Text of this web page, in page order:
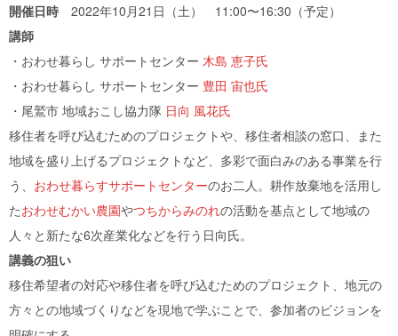
開催日時 2022年10月21日（土） 11:00〜16:30（予定）
講師
・おわせ暮らし サポートセンター 木島 恵子氏
・おわせ暮らし サポートセンター 豊田 宙也氏
・尾鷲市 地域おこし協力隊 日向 風花氏
移住者を呼び込むためのプロジェクトや、移住者相談の窓口、また
地域を盛り上げるプロジェクトなど、多彩で面白みのある事業を行
う、 おわせ暮らすサポートセンターのお二人。耕作放棄地を活用し
たおわせむかい農園やつちからみのれの活動を基点として地域の
人々と新たな6次産業化などを行う日向氏。
講義の狙い
移住希望者の対応や移住者を呼び込むためのプロジェクト、地元の
方々との地域づくりなどを現地で学ぶことで、参加者のビジョンを